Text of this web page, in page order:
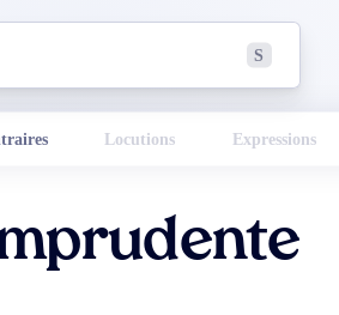
S
Locutions Expressions